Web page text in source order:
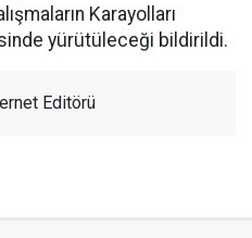
Karayolları
yürütüleceği bildirildi.
Editörü